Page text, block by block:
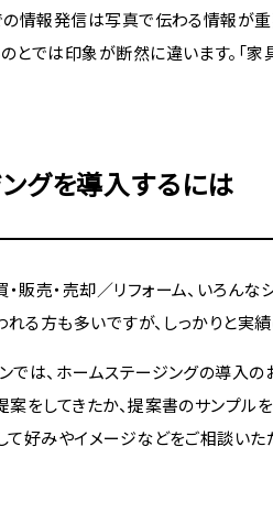
の情報発信は写真で伝わる情報が
とでは印象が断然に違います。「
グを導入するには
販売・売却／リフォーム、いろん
れる方も多いですが、しっかりと
では、ホームステージングの導入
案をしてきたか、提案書のサンプ
て好みやイメージなどをご相談い